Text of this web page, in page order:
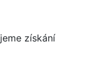
získání